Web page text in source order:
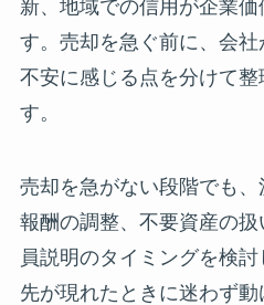
新、地域での信用が企業
す。売却を急ぐ前に、会
不安に感じる点を分けて
す。
売却を急がない段階でも
報酬の調整、不要資産の
員説明のタイミングを検
先が現れたときに迷わず動